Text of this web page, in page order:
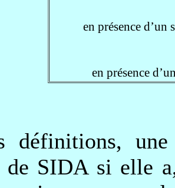
en présence d’un
en présence
définitions, une
de SIDA si elle